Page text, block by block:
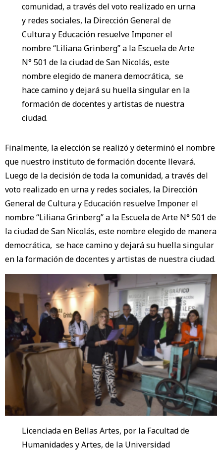
comunidad, a través del voto realizado en urna
y redes sociales, la Dirección General de
Cultura y Educación resuelve Imponer el
nombre “Liliana Grinberg” a la Escuela de Arte
N° 501 de la ciudad de San Nicolás, este
nombre elegido de manera democrática, se
hace camino y dejará su huella singular en la
formación de docentes y artistas de nuestra
ciudad.
Finalmente, la elección se realizó y determinó el nombre
que nuestro instituto de formación docente llevará.
Luego de la decisión de toda la comunidad, a través del
voto realizado en urna y redes sociales, la Dirección
General de Cultura y Educación resuelve Imponer el
nombre “Liliana Grinberg” a la Escuela de Arte N° 501 de
la ciudad de San Nicolás, este nombre elegido de manera
democrática, se hace camino y dejará su huella singular
en la formación de docentes y artistas de nuestra ciudad.
Licenciada en Bellas Artes, por la Facultad de
Humanidades y Artes, de la Universidad